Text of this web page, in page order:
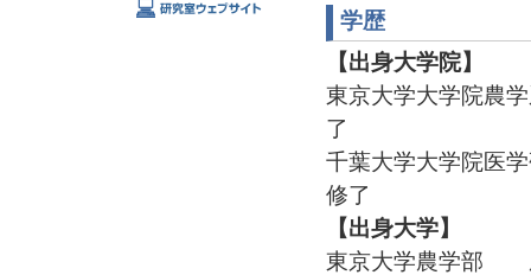
学歴
【出身大学院】
東京大学大学院
了
千葉大学大学院
修了
【出身大学】
東京大学農学部